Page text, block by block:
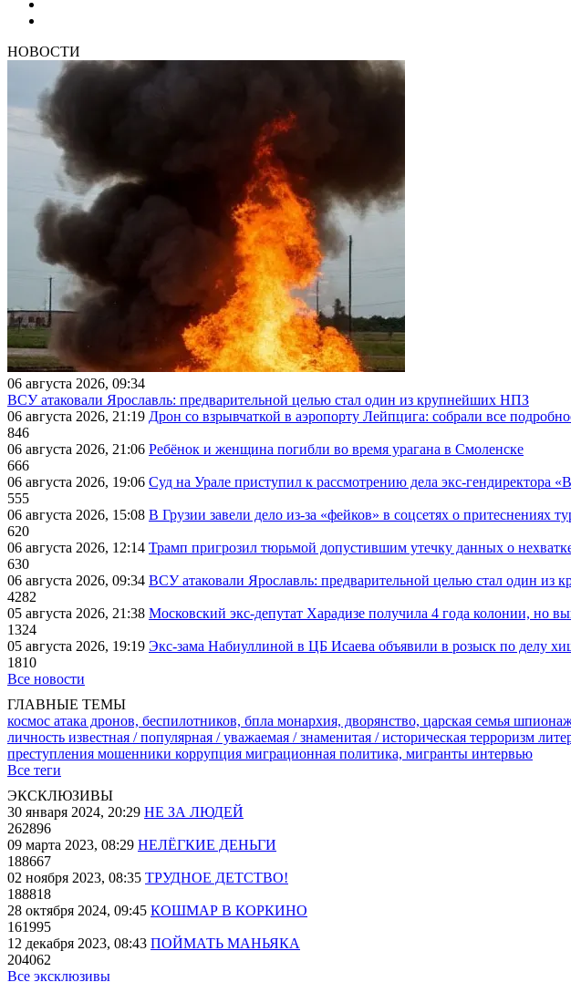
НОВОСТИ
06 августа 2026, 09:34
ВСУ атаковали Ярославль: предварительной целью стал один из крупнейших НПЗ
06 августа 2026, 21:19 Дрон со взрывчаткой в аэропорту Лейпцига: собрали все
846
06 августа 2026, 21:06 Ребёнок и женщина погибли во время урагана в Смоленске
666
06 августа 2026, 19:06 Суд на Урале приступил к рассмотрению дела экс-
555
06 августа 2026, 15:08 В Грузии завели дело из-за «фейков» в соцсетях о притеснениях
620
06 августа 2026, 12:14 Трамп пригрозил тюрьмой допустившим утечку данных о
630
06 августа 2026, 09:34 ВСУ атаковали Ярославль: предварительной целью стал один из
4282
05 августа 2026, 21:38 Московский экс-депутат Харадизе получила 4 года колонии, но
1324
05 августа 2026, 19:19 Экс-зама Набиуллиной в ЦБ Исаева объявили в розыск по делу
1810
Все новости
ГЛАВНЫЕ ТЕМЫ
космос атака дронов, беспилотников, бпла монархия, дворянство, царская семья
личность известная / популярная / уважаемая / знаменитая / историческая терроризм
преступления мошенники коррупция миграционная политика, мигранты интервью
Все теги
ЭКСКЛЮЗИВЫ
30 января 2024, 20:29 НЕ ЗА ЛЮДЕЙ
262896
09 марта 2023, 08:29 НЕЛЁГКИЕ ДЕНЬГИ
188667
02 ноября 2023, 08:35 ТРУДНОЕ ДЕТСТВО!
188818
28 октября 2024, 09:45 КОШМАР В КОРКИНО
161995
12 декабря 2023, 08:43 ПОЙМАТЬ МАНЬЯКА
204062
Все эксклюзивы